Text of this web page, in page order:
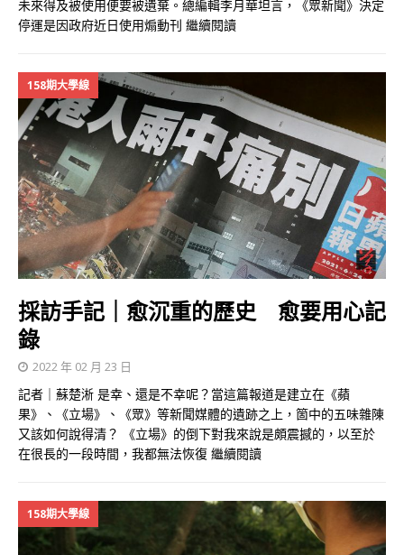
未來得及被使用便要被遺棄。總編輯李月華坦言，《眾新聞》決定
停運是因政府近日使用煽動刊 繼續閱讀
158期大學線
採訪手記｜愈沉重的歷史 愈要用心記
錄
2022 年 02 月 23 日
記者｜蘇楚淅 是幸、還是不幸呢？當這篇報道是建立在《蘋
果》、《立場》、《眾》等新聞媒體的遺跡之上，箇中的五味雜陳
又該如何說得清？ 《立場》的倒下對我來說是頗震撼的，以至於
在很長的一段時間，我都無法恢復 繼續閱讀
158期大學線